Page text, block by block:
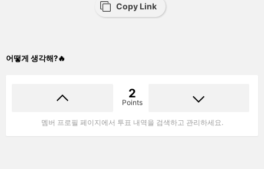
Copy Link
어떻게 생각해?🔥
2
Points
멤버 프로필 페이지에서 투표 내역을 검색하고 관리하세요.